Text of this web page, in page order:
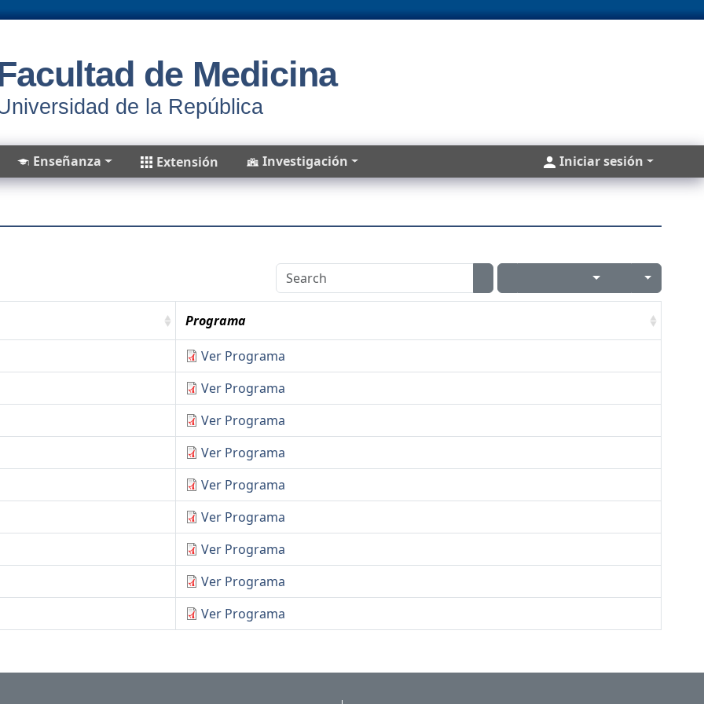
de Medicina
de la República
Enseñanza Extensión Investigación Cuentas
Iniciar sesión
Programa
Ver Programa
Ver Programa
Ver Programa
Ver Programa
Ver Programa
Ver Programa
Ver Programa
Ver Programa
Ver Programa